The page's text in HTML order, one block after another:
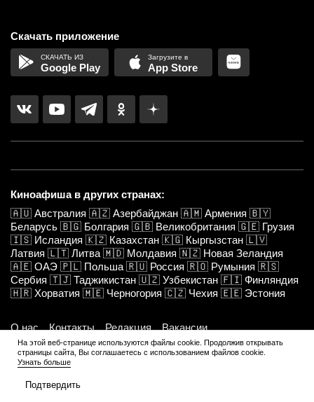
Скачать приложение
Google Play App Store
Киноафиша в других странах:
🇦🇺 Австралия 🇦🇿 Азербайджан 🇦🇲 Армения 🇧🇾
Беларусь 🇧🇬 Болгария 🇬🇧 Великобритания 🇬🇪 Грузия
🇮🇸 Исландия 🇰🇿 Казахстан 🇰🇬 Кыргызстан 🇱🇻
Латвия 🇱🇹 Литва 🇲🇩 Молдавия 🇳🇿 Новая Зеландия
🇦🇪 ОАЭ 🇵🇱 Польша 🇷🇺 Россия 🇷🇴 Румыния 🇷🇸
Сербия 🇹🇯 Таджикистан 🇺🇿 Узбекистан 🇫🇮 Финляндия
🇭🇷 Хорватия 🇲🇪 Черногория 🇨🇿 Чехия 🇪🇪 Эстония
О нас Контакты Редакция
Вакансии
Конфиденциальность
Редакционные стандарты
Пользовательское соглашение
На этой веб-странице используются файлы cookie. Продолжив открывать
страницы сайта, Вы соглашаетесь с использованием файлов cookie.
Узнать больше
Подтвердить